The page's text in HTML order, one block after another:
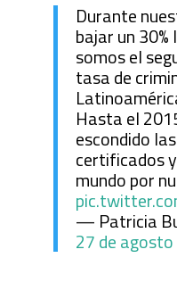
Durante
bajar un
somos el
tasa de
Hasta el
escondido
certificados
mundo por
— Patricia
27 de